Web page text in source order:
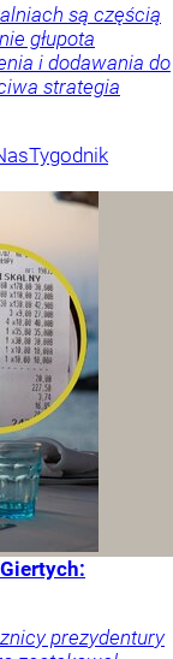
są częścią
głupota
i dodawania do
strategia
Tygodnik
prezydentury